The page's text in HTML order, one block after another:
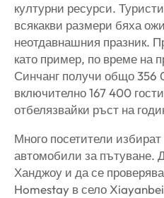
културни ресурси.
всякакви размери бяха
неотдавнашния празник.
като пример, по време на
Синчанг получи общо 356
включително 167 400
отбелязвайки ръст на
Много посетители избират
автомобили за пътуване.
Ханджоу и да се
Homestay в село